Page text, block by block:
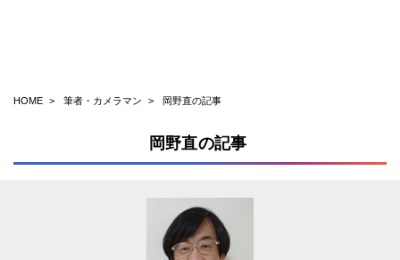
HOME 筆者・カメラマン 岡野直の記事
岡野直の記事